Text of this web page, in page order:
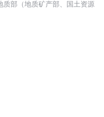
部（地质矿产部、国土资源